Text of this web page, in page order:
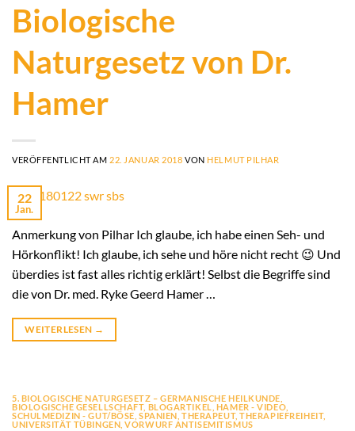
Biologische
Naturgesetz von Dr.
Hamer
VERÖFFENTLICHT AM 22. JANUAR 2018 VON HELMUT PILHAR
22
Jan.
Anmerkung von Pilhar Ich glaube, ich habe einen Seh- und
Hörkonflikt! Ich glaube, ich sehe und höre nicht recht 😉 Und
überdies ist fast alles richtig erklärt! Selbst die Begriffe sind
die von Dr. med. Ryke Geerd Hamer …
WEITERLESEN →
5. BIOLOGISCHE NATURGESETZ – GERMANISCHE HEILKUNDE
BIOLOGISCHE GESELLSCHAFT, BLOGARTIKEL HAMER - VIDEO
SCHULMEDIZIN - GUT/BÖSE ,SPANIEN ,THERAPEUT,THERAPIEFREIHEIT,
UNIVERSITÄT TÜBINGEN ,VORWURF ANTISEMITISMUS